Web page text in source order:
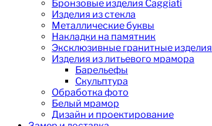
Бронзовые изделия Caggiati
Изделия из стекла
Металлические буквы
Накладки на памятник
Эксклюзивные гранитные изделия
Изделия из литьевого мрамора
Барельефы
Скульптура
Обработка фото
Белый мрамор
Дизайн и проектирование